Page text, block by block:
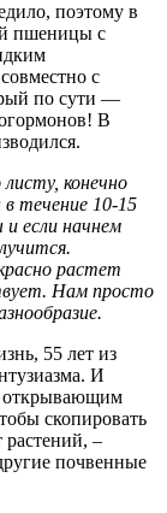
поэтому в
пшеницы с
с
по сути —
В
конечно
течение 10-15
если начнем
растет
Нам просто
55 лет из
И
открывающим
скопировать
растений, –
почвенные